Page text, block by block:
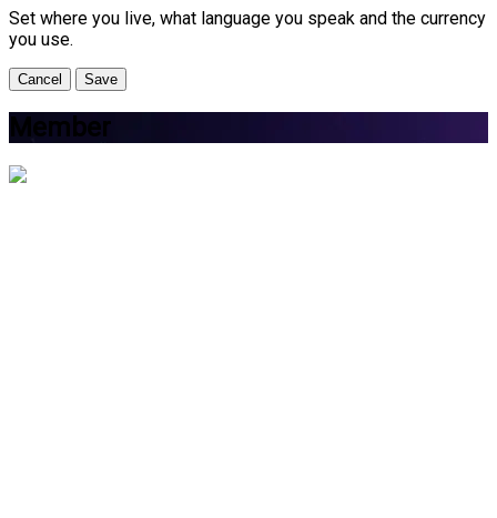
Set where you live, what language you speak and the currency
you use.
Cancel Save
Member